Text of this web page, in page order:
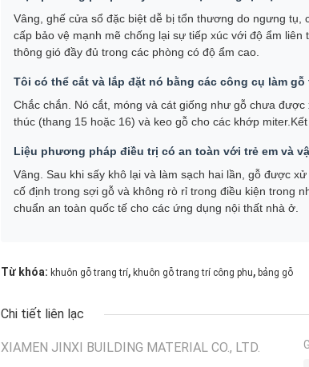
Vâng, ghế cửa sổ đặc biệt dễ bị tổn thương do ngưng
cấp bảo vệ mạnh mẽ chống lại sự tiếp xúc với độ ẩm
thông gió đầy đủ trong các phòng có độ ẩm cao.
Tôi có thể cắt và lắp đặt nó bằng các công cụ làm
Chắc chắn. Nó cắt, móng và cát giống như gỗ chưa
thúc (thang 15 hoặc 16) và keo gỗ cho các khớp
Liệu phương pháp điều trị có an toàn với trẻ em và
Vâng. Sau khi sấy khô lại và làm sạch hai lần, gỗ được
cố định trong sợi gỗ và không rò rỉ trong điều kiện trong
chuẩn an toàn quốc tế cho các ứng dụng nội thất nhà ở.
Từ khóa: khuôn gỗ trang trí, khuôn gỗ trang trí công phu, bảng gỗ
Chi tiết liên lạc
XIAMEN JINXI BUILDING MATERIAL CO., LTD.